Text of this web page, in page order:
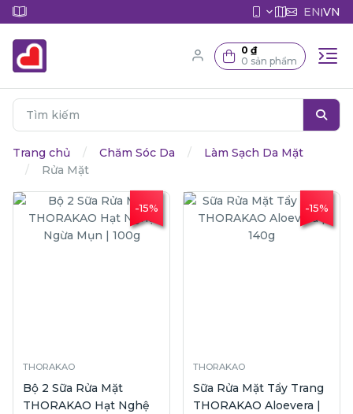
EN|VN
0 ₫
0 sản phẩm
Trang chủ Chăm Sóc Da
Làm Sạch Da Mặt
Rửa Mặt
-15%
THORAKAO
Bộ 2 Sữa Rửa Mặt
THORAKAO Hạt Nghệ
-15%
THORAKAO
Sữa Rửa Mặt Tẩy Trang
THORAKAO Aloevera |